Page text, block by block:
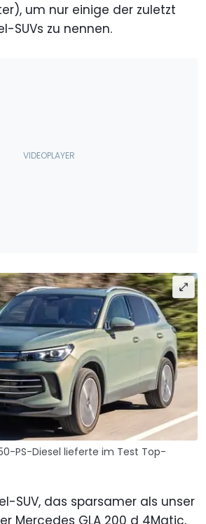
um nur einige der zuletzt
SUVs zu nennen.
PS-Diesel lieferte im Test Top-
SUV, das sparsamer als unser
Mercedes GLA 200 d 4Matic,